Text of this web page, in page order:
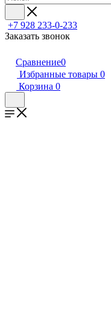
+7 928 233-0-233
Заказать звонок
Сравнение0
Избранные товары 0
Корзина 0